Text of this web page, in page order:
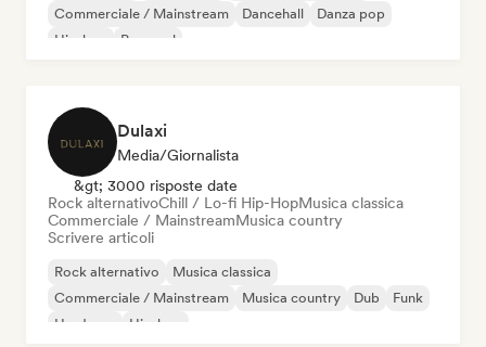
Commerciale / Mainstream
Dancehall
Danza pop
Hip-hop
Pop soul
Dulaxi
Media/Giornalista
&gt; 3000 risposte date
Rock alternativoChill / Lo-fi Hip-HopMusica classica
Commerciale / MainstreamMusica country
Scrivere articoli
Rock alternativo
Musica classica
Commerciale / Mainstream
Musica country Dub
Funk
Hardcore
Hip-hop